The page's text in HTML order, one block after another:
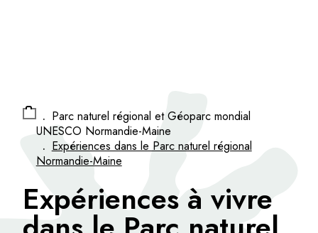
. Parc naturel régional et Géoparc mondial
UNESCO Normandie-Maine
. Expériences dans le Parc naturel régional
Normandie-Maine
Expériences à vivre